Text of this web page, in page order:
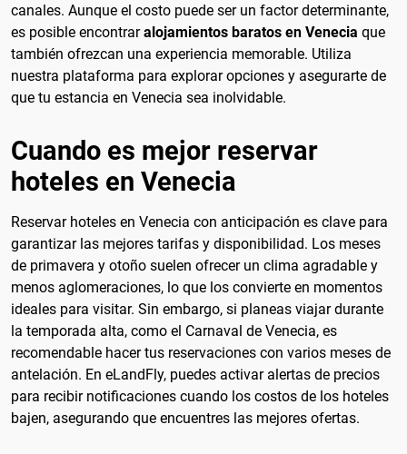
canales. Aunque el costo puede ser un factor determinante,
es posible encontraralojamientos baratos en Venecia que
también ofrezcan una experiencia memorable. Utiliza
nuestra plataforma para explorar opciones y asegurarte de
que tu estancia en Venecia sea inolvidable.
Cuando es mejor reservar
hoteles en Venecia
Reservar hoteles en Venecia con anticipación es clave para
garantizar las mejores tarifas y disponibilidad. Los meses
de primavera y otoño suelen ofrecer un clima agradable y
menos aglomeraciones, lo que los convierte en momentos
ideales para visitar. Sin embargo, si planeas viajar durante
la temporada alta, como el Carnaval de Venecia, es
recomendable hacer tus reservaciones con varios meses de
antelación. En eLandFly, puedes activar alertas de precios
para recibir notificaciones cuando los costos de los hoteles
bajen, asegurando que encuentres las mejores ofertas.